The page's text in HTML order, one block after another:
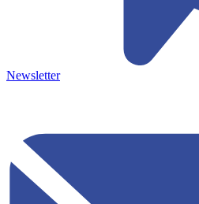
Newsletter